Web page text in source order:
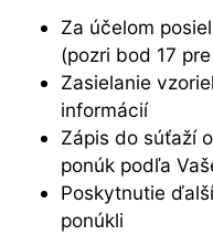
Za účelom
(pozri bod 17
Zasielanie
informácií
Zápis do súťaží
ponúk podľa
Poskytnutie
ponúkli